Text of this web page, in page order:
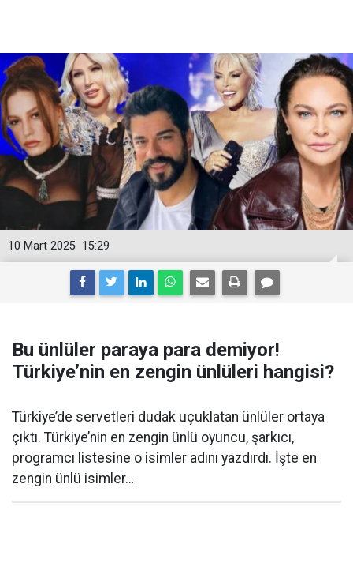
15:29
10 Mart 2025
Bu ünlüler paraya para demiyor!
Türkiye’nin en zengin ünlüleri hangisi?
Türkiye’de servetleri dudak uçuklatan ünlüler ortaya
çıktı. Türkiye’nin en zengin ünlü oyuncu, şarkıcı,
programcı listesine o isimler adını yazdırdı. İşte en
zengin ünlü isimler…